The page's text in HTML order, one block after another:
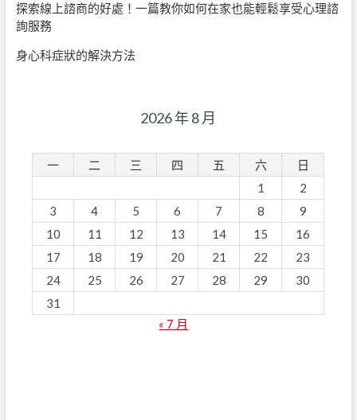
探索線上諮商的好處！一篇教你如何在家也能輕鬆享受心理諮
詢服務
身心科症狀的解決方法
2026 年 8 月
一 二 三 四 五 六
日
1
2
3
4 5 6 7 8
9
10
11 12 13 14 15
16
17
18 19 20 21 22
23
24
25 26 27 28 29
30
31
« 7 月